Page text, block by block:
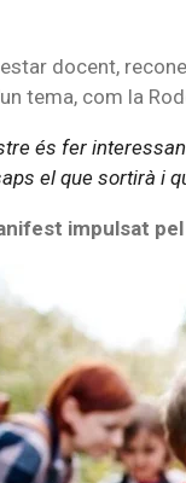
docent,
tema, com la
és fer
el que sortirà i
impulsat